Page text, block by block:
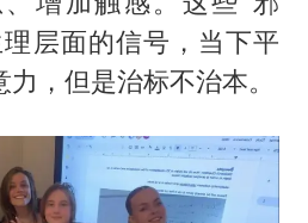
层面的信号，当下平
，但是治标不治本。